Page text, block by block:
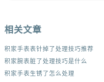
相关文章
积家手表表针掉了处理技巧推荐
积家腕表脏了处理技巧是什么
积家手表生锈了怎么处理